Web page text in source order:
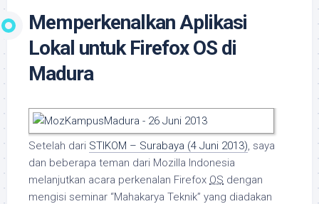
Memperkenalkan Aplikasi
Lokal untuk Firefox OS di
Madura
Setelah dari STIKOM – Surabaya (4 Juni 2013), saya
dan beberapa teman dari Mozilla Indonesia
melanjutkan acara perkenalan Firefox OS dengan
mengisi seminar “Mahakarya Teknik” yang diadakan